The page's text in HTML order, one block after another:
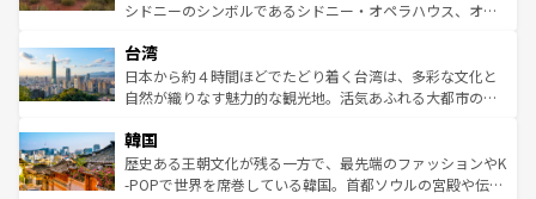
情報は コンテンツ一覧 を参照してほしい。
文化や歴史が息づいている。「アロハスピリット」と呼ば
人々、おいしいローカルフードやハワイアンミュージッ
ク、伝統的なフラダンスなど、すべてがハワイの魅力を彩
っている。訪れるたびに新しい発見と感動が待っているハ
はコンテンツ一覧
シドニーのシンボルであるシドニー・オペラハウス、オー
リアリーフや大陸中央部にそびえるウルル（エアーズロッ
ク）、タスマニアの美しい原生林やケアンズの熱帯雨林な
ど、見どころがたくさん。また、カフェやワイン、オージ
いる。アクティビティも充実しており、サーフィンやダイ
ビング、ハイキングなど、アウトドア好きにはたまらな
い。オーストラリアの多彩な魅力を存分に味わいつくそ
台湾
日本から約４時間ほどでたどり着く台湾は、多彩な文化と
自然が織りなす魅力的な観光地。活気あふれる大都市の台
ン）、静ひつな山岳地帯である台湾東部など、都市の喧騒
と山間の静けさが共存しており、訪れる人に新しい発見と
驚きをもたらしてくれる。また、奥深い台湾の食文化も魅
韓国
歴史ある王朝文化が残る一方で、最先端のファッションやK
-POPで世界を席巻している韓国。首都ソウルの宮殿や伝統